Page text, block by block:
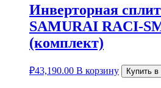
Инверторная
SAMURAI RACI-
(комплект)
₽43,190.00 В корзину Купить в